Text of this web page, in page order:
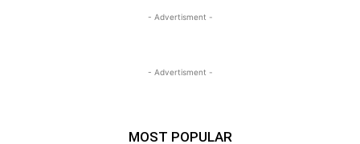
- Advertisment -
- Advertisment -
MOST POPULAR